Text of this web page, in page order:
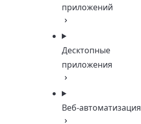
приложений
Десктопные
приложения
Веб-автоматизация